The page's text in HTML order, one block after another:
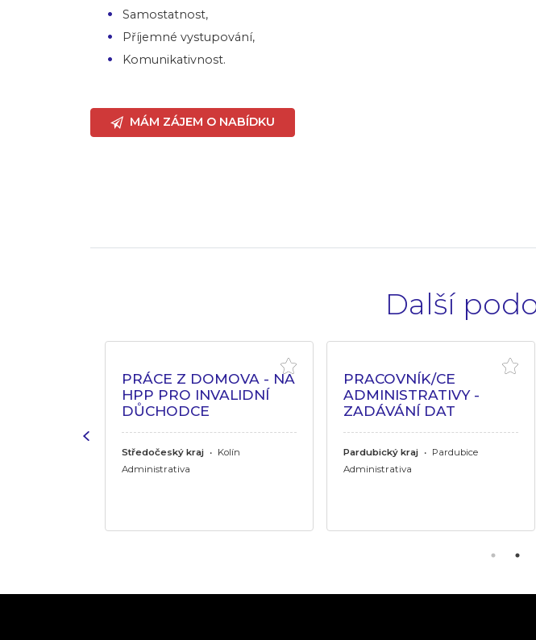
Samostatnost,
Příjemné vystupování,
Komunikativnost.
MÁM ZÁJEM O NABÍDKU
Další
PRÁCE Z DOMOVA - NA
HPP PRO INVALIDNÍ
DŮCHODCE
Středočeský kraj • Kolín
Administrativa
PRACOVNÍK/CE
ADMINISTRATIVY -
ZADÁVÁNÍ DAT
Pardubický kraj • Pardubice
Administrativa